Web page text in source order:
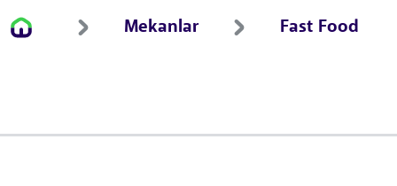
Mekanlar Fast Food